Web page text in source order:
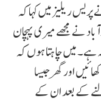
ریلیز میں کہا کہ
نے مجھے میری پہچان
میں چاہتا ہوں کہ
اور گھر جیسا
کے بعد ان کے